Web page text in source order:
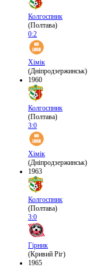
Колгоспник
(Полтава)
0:2
Хімік
(Дніпродзержинськ)
1960
Колгоспник
(Полтава)
3:0
Хімік
(Дніпродзержинськ)
1963
Колгоспник
(Полтава)
3:0
Гірник
(Кривий Ріг)
1965